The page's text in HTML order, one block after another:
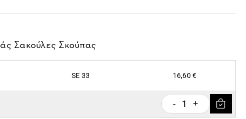
Σακούλες Σκούπας
SE 33 16,60 €
- 1 +